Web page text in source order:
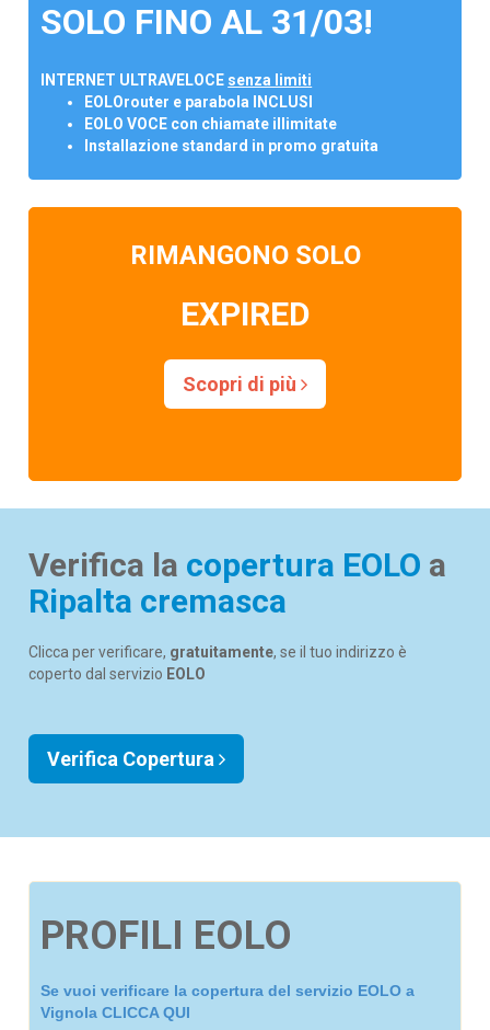
SOLO FINO AL 31/03!
INTERNET ULTRAVELOCE senza limiti
EOLOrouter e parabola INCLUSI
EOLO VOCE con chiamate illimitate
Installazione standard in promo gratuita
RIMANGONO SOLO
EXPIRED
Scopri di più
Verifica la copertura EOLO a
Ripalta cremasca
Clicca per verificare, gratuitamente, se il tuo indirizzo è
coperto dal servizio EOLO
Verifica Copertura
PROFILI EOLO
Se vuoi verificare la copertura del servizio EOLO a
Vignola CLICCA QUI